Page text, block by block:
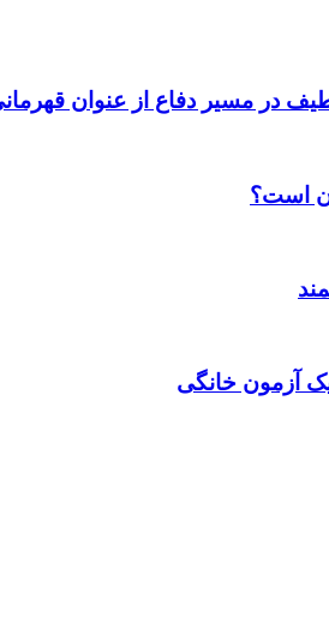
در مسیر دفاع از عنوان
است؟